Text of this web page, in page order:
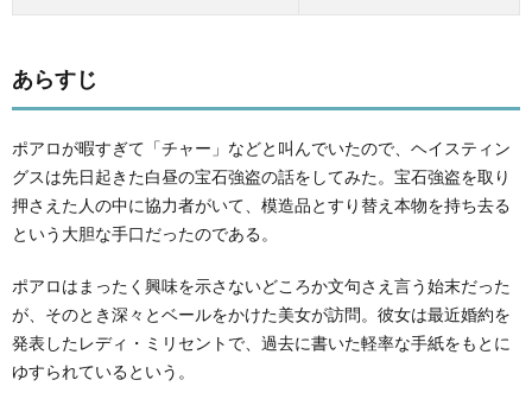
あらすじ
ポアロが暇すぎて「チャー」などと叫んでいたので、ヘイスティン
グスは先日起きた白昼の宝石強盗の話をしてみた。宝石強盗を取り
押さえた人の中に協力者がいて、模造品とすり替え本物を持ち去る
という大胆な手口だったのである。
ポアロはまったく興味を示さないどころか文句さえ言う始末だった
が、そのとき深々とベールをかけた美女が訪問。彼女は最近婚約を
発表したレディ・ミリセントで、過去に書いた軽率な手紙をもとに
ゆすられているという。